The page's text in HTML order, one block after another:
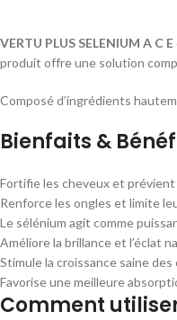
VERTU PLUS SELENIUM A C E
produit offre une solution
Composé d’ingrédients
Bienfaits &
Fortifie les cheveux et
Renforce les ongles et limite
Le sélénium agit comme
Améliore la brillance et l’éclat
Stimule la croissance saine
Favorise une meilleure
Comment